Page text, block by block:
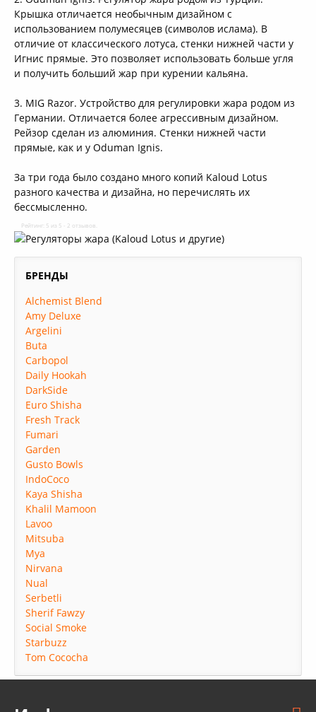
Крышка отличается необычным дизайном с
использованием полумесяцев (символов ислама). В
отличие от классического лотуса, стенки нижней части у
Игнис прямые. Это позволяет использовать больше угля
и получить больший жар при курении кальяна.
3. MIG Razor. Устройство для регулировки жара родом из
Германии. Отличается более агрессивным дизайном.
Рейзор сделан из алюминия. Стенки нижней части
прямые, как и у Oduman Ignis.
За три года было создано много копий Kaloud Lotus
разного качества и дизайна, но перечислять их
бессмысленно.
Рейтинг: 5 из 5 - 2 отзывов.
БРЕНДЫ
Alchemist Blend
Amy Deluxe
Argelini
Buta
Carbopol
Daily Hookah
DarkSide
Euro Shisha
Fresh Track
Fumari
Garden
Gusto Bowls
IndoCoco
Kaya Shisha
Khalil Mamoon
Lavoo
Mitsuba
Mya
Nirvana
Nual
Serbetli
Sherif Fawzy
Social Smoke
Starbuzz
Tom Cococha